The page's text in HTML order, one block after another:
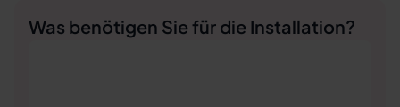
Was benötigen Sie für die Installation?